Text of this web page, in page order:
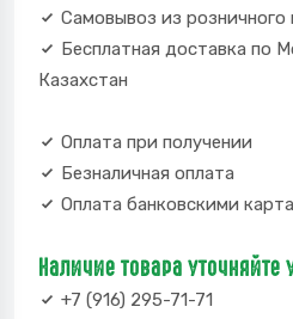
Самовывоз из розничного
Бесплатная доставка по
Казахстан
Оплата при получении
Безналичная оплата
Оплата банковскими
Наличие товара
+7 (916) 295-71-71